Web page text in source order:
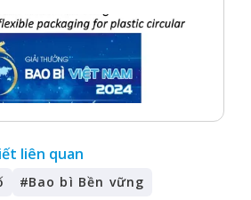
liên quan
#Bao bì Bền vững